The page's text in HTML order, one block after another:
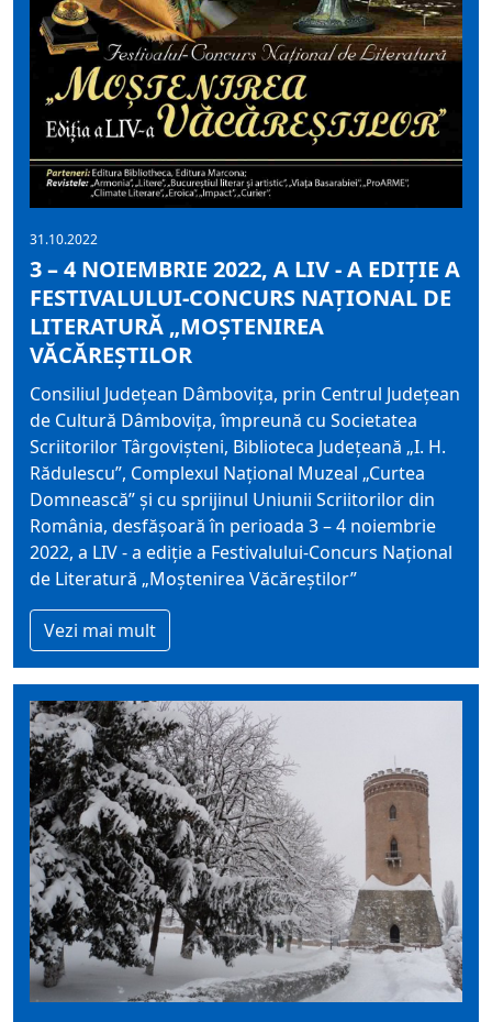
31.10.2022
3 – 4 NOIEMBRIE 2022, A LIV - A EDIŢIE A
FESTIVALULUI-CONCURS NAŢIONAL DE
LITERATURĂ „MOŞTENIREA
VĂCĂREŞTILOR
Consiliul Judeţean Dâmboviţa, prin Centrul Judeţean
de Cultură Dâmboviţa, împreună cu Societatea
Scriitorilor Târgovişteni, Biblioteca Judeţeană „I. H.
Rădulescu”, Complexul Național Muzeal „Curtea
Domnească” şi cu sprijinul Uniunii Scriitorilor din
România, desfăşoară în perioada 3 – 4 noiembrie
2022, a LIV - a ediţie a Festivalului-Concurs Naţional
de Literatură „Moştenirea Văcăreştilor”
Vezi mai mult